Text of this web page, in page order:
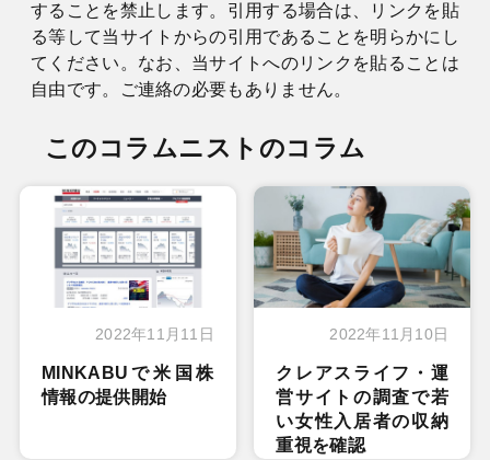
することを禁止します。引用する場合は、リンクを貼
る等して当サイトからの引用であることを明らかにし
てください。なお、当サイトへのリンクを貼ることは
自由です。ご連絡の必要もありません。
このコラムニストのコラム
2022年11月11日
MINKABUで米国株
情報の提供開始
2022年11月10日
クレアスライフ・運
営サイトの調査で若
い女性入居者の収納
重視を確認